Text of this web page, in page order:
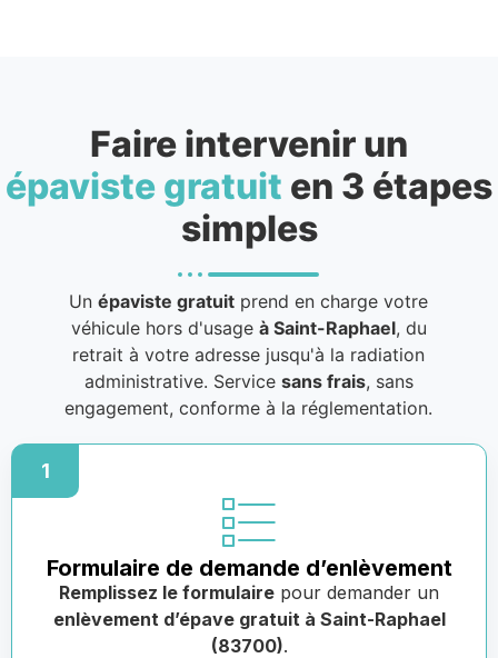
Faire intervenir un
épaviste gratuit en 3 étapes
simples
Unépaviste gratuit prend en charge votre
véhicule hors d'usage à Saint-Raphael, du
retrait à votre adresse jusqu'à la radiation
administrative. Service sans frais, sans
engagement, conforme à la réglementation.
1
Formulaire de demande d’enlèvement
Remplissez le formulaire pour demander un
enlèvement d’épave gratuit à Saint-Raphael
(83700).